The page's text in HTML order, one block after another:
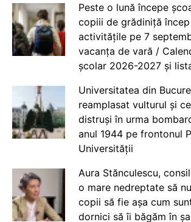
Peste o lună începe
copiii de grădiniță
activitățile pe 7
vacanța de vară /
școlar 2026-2027 și
Universitatea din
reamplasat vulturul și
distruși în urma
anul 1944 pe frontonul
Universității
Aura Stănculescu,
o mare nedreptate să
copii să fie așa cum
dornici să îi băgăm în